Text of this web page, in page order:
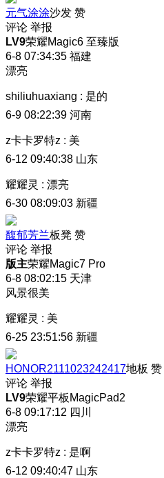
元气涂涂沙发 赞
评论 举报
LV9荣耀Magic6 至臻版
6-8 07:34:35 福建
漂亮
shiliuhuaxiang : 是的
6-9 08:22:39 河南
z卡卡罗特z : 美
6-12 09:40:38 山东
耀耀灵 : 漂亮
6-30 08:09:03 新疆
馥郁芳兰板凳 赞
评论 举报
版主荣耀Magic7 Pro
6-8 08:02:15 天津
风景很美
耀耀灵 : 美
6-25 23:51:56 新疆
HONOR2111023242417地板 赞
评论 举报
LV9荣耀平板MagicPad2
6-8 09:17:12 四川
漂亮
z卡卡罗特z : 是啊
6-12 09:40:47 山东